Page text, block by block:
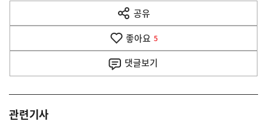
음
공유
열
기
좋아요 5
댓글보기
관련기사